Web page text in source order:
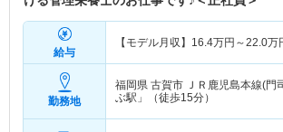
給与
【モデル月収】 16.4万円～22.0万
勤務地
福岡県 古賀市
ＪＲ鹿児島本線(門
ぶ駅」（徒歩15分）